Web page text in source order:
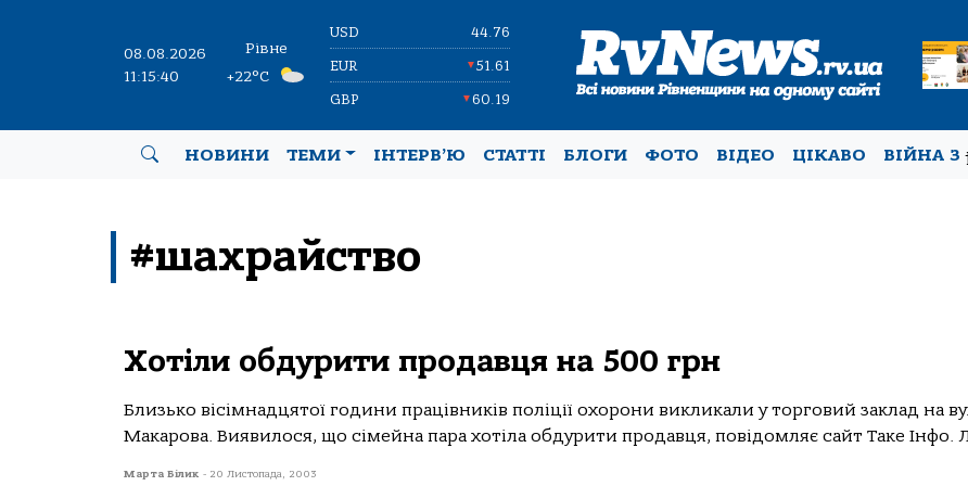
08.08.2026
11:15:40
Рівне
+22°C
USD 44.76
EUR ▼51.61
GBP ▼60.19
НОВИНИ ТЕМИ ІНТЕРВ’Ю СТАТТІ БЛОГИ ФОТО ВІДЕО ЦІКАВО ВІЙНА З
#шахрайство
Хотіли обдурити продавця на 500 грн
Близько вісімнадцятої години працівників поліції охорони викликали у торговий заклад на
Макарова. Виявилося, що сімейна пара хотіла обдурити продавця, повідомляє сайт Таке Інфо.
Марта Білик - 20 Листопада, 2003